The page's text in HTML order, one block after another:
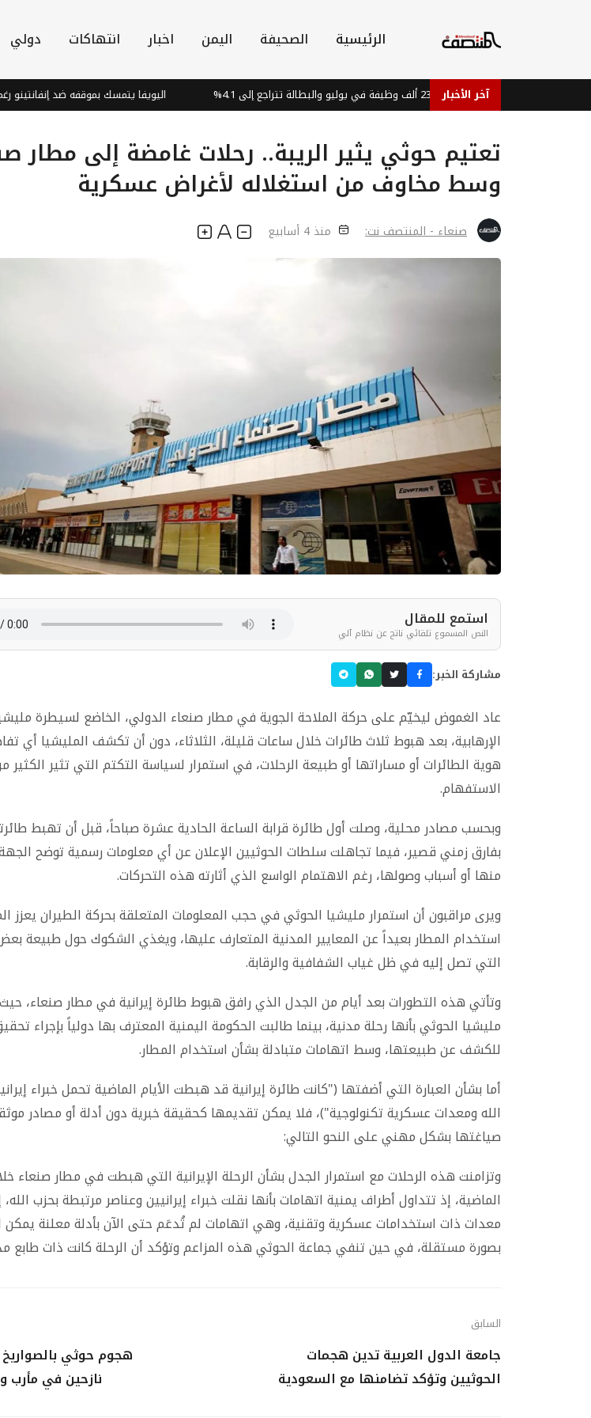
الرئيسية الصحيفة اليمن اخبار انتهاكات دولي
آخر الأخبارالاقتصاد الأمريكي يضيف 23 ألف وظيفة في يوليو والبطالة تتراجع إلى 4.1% اليويفا يتمسك بموقفه ضد إنفانتينو رغم
تعتيم حوثي يثير الريبة.. رحلات غامضة إلى مطار
وسط مخاوف من استغلاله لأغراض عسكرية
صنعاء - المنتصف نت: منذ 4 أسابيع
استمع للمقال
النص المسموع تلقائي ناتج عن نظام آلي
مشاركة الخبر:
عاد الغموض ليخيّم على حركة الملاحة الجوية في مطار صنعاء الدولي، الخاضع لسيطرة
الإرهابية، بعد هبوط ثلاث طائرات خلال ساعات قليلة، الثلاثاء، دون أن تكشف المليشيا أي
هوية الطائرات أو مساراتها أو طبيعة الرحلات، في استمرار لسياسة التكتم التي تثير الكثير
الاستفهام.
وبحسب مصادر محلية، وصلت أول طائرة قرابة الساعة الحادية عشرة صباحاً، قبل أن تهبط
بفارق زمني قصير، فيما تجاهلت سلطات الحوثيين الإعلان عن أي معلومات رسمية توضح
منها أو أسباب وصولها، رغم الاهتمام الواسع الذي أثارته هذه التحركات.
ويرى مراقبون أن استمرار مليشيا الحوثي في حجب المعلومات المتعلقة بحركة الطيران يعزز
استخدام المطار بعيداً عن المعايير المدنية المتعارف عليها، ويغذي الشكوك حول طبيعة
التي تصل إليه في ظل غياب الشفافية والرقابة.
وتأتي هذه التطورات بعد أيام من الجدل الذي رافق هبوط طائرة إيرانية في مطار صنعاء،
مليشيا الحوثي بأنها رحلة مدنية، بينما طالبت الحكومة اليمنية المعترف بها دولياً بإجراء
للكشف عن طبيعتها، وسط اتهامات متبادلة بشأن استخدام المطار.
أما بشأن العبارة التي أضفتها ("كانت طائرة إيرانية قد هبطت الأيام الماضية تحمل خبراء
الله ومعدات عسكرية تكنولوجية")، فلا يمكن تقديمها كحقيقة خبرية دون أدلة أو مصادر
صياغتها بشكل مهني على النحو التالي:
وتزامنت هذه الرحلات مع استمرار الجدل بشأن الرحلة الإيرانية التي هبطت في مطار صنعاء
الماضية، إذ تتداول أطراف يمنية اتهامات بأنها نقلت خبراء إيرانيين وعناصر مرتبطة بحزب
معدات ذات استخدامات عسكرية وتقنية، وهي اتهامات لم تُدعَم حتى الآن بأدلة معلنة يمكن
بصورة مستقلة، في حين تنفي جماعة الحوثي هذه المزاعم وتؤكد أن الرحلة كانت ذات طابع
السابق
جامعة الدول العربية تدين هجمات
الحوثيين وتؤكد تضامنها مع السعودية
هجوم حوثي
نازحين في مأرب